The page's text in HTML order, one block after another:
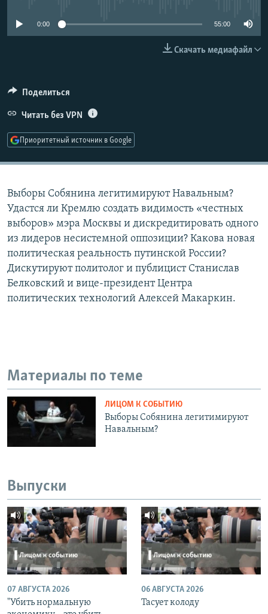
Все сайты РСЕ/РС
0:00 55:00
Скачать медиафайл
Поделиться
Читать без VPN
Приоритетный источник в Google
Выборы Собянина легитимируют Навальным?
Удастся ли Кремлю создать видимость «честных
выборов» мэра Москвы и дискредитировать одного
из лидеров несистемной оппозиции? Какова новая
политическая реальность путинской России?
Дискутируют политолог и публицист Станислав
Белковский и вице-президент Центра
политических технологий Алексей Макаркин.
Материалы по теме
ЛИЦОМ К СОБЫТИЮ
Выборы Собянина легитимируют
Навальным?
Выпуски
07 АВГУСТА 2026
"Убить нормальную
06 АВГУСТА 2026
Тасует колоду